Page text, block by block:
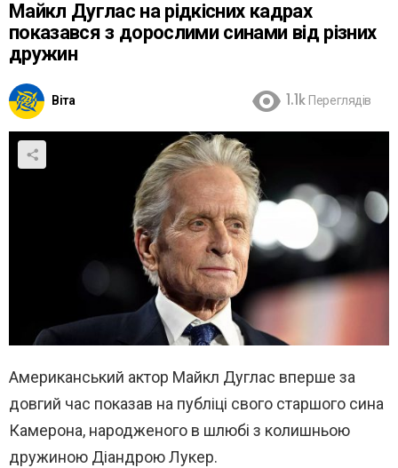
Майкл Дуглас на рідкісних кадрах
показався з дорослими синами від різних
дружин
Віта 1.1k Переглядів
Американський актор Майкл Дуглас вперше за
довгий час показав на публіці свого старшого сина
Камерона, народженого в шлюбі з колишньою
дружиною Діандрою Лукер.